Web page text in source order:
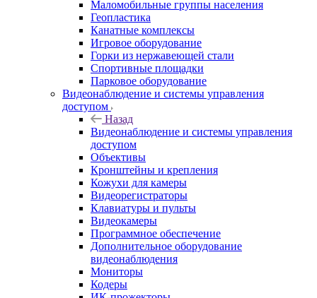
Маломобильные группы населения
Геопластика
Канатные комплексы
Игровое оборудование
Горки из нержавеющей стали
Спортивные площадки
Парковое оборудование
Видеонаблюдение и системы управления
доступом
Назад
Видеонаблюдение и системы управления
доступом
Объективы
Кронштейны и крепления
Кожухи для камеры
Видеорегистраторы
Клавиатуры и пульты
Видеокамеры
Программное обеспечение
Дополнительное оборудование
видеонаблюдения
Мониторы
Кодеры